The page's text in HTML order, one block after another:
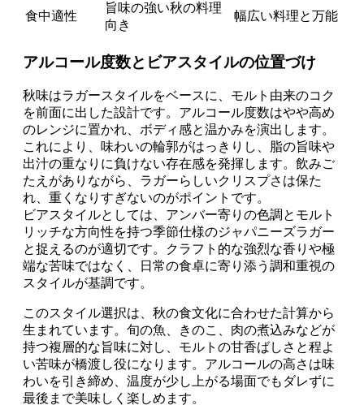
食中適性
旨味の強い秋の料理
向き
幅広い料理と万能
アルコール度数とビアスタイルの位置づけ
秋味はラガースタイルをベースに、モルト由来のコク
を前面に出した設計です。アルコール度数はやや高め
のレンジに置かれ、ボディ感と温かみを演出します。
これにより、味わいの輪郭がはっきりし、脂の旨味や
出汁の重なりに負けない存在感を発揮します。飲みご
たえがありながら、ラガーらしいクリスプさは保た
れ、重くなりすぎないのがポイントです。
ビアスタイルとしては、アンバー寄りの色調とモルト
リッチな方向性を持つ季節仕様のジャパニーズラガー
と捉えるのが適切です。クラフト的な強烈な香りや極
端な苦味ではなく、日常の食卓に寄り添う調和重視の
スタイルが基調です。
このスタイル選択は、秋の食文化に合わせた計算から
生まれています。旬の魚、きのこ、肉の煮込みなどが
持つ複層的な旨味に対し、モルトの甘香ばしさと程よ
い苦味が橋渡し役になります。アルコールの高さは味
わいを引き締め、温度が少し上がる場面でもダレずに
最後まで美味しく楽しめます。